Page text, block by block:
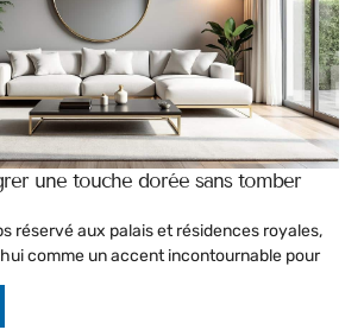
une touche dorée sans tomber
réservé aux palais et résidences royales,
comme un accent incontournable pour